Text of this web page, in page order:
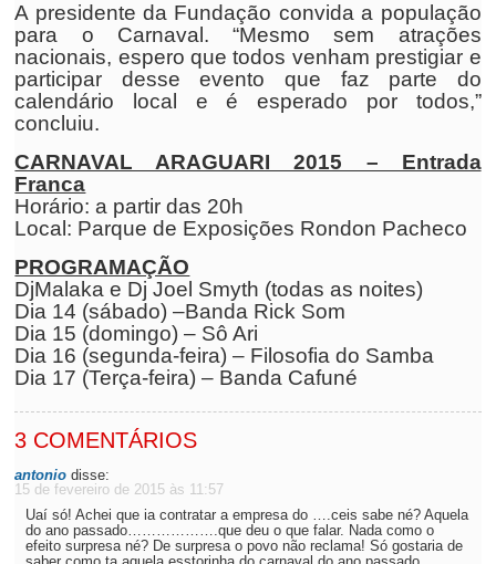
A presidente da Fundação convida a população
para o Carnaval. “Mesmo sem atrações
nacionais, espero que todos venham prestigiar e
participar desse evento que faz parte do
calendário local e é esperado por todos,”
concluiu.
CARNAVAL ARAGUARI 2015 – Entrada
Franca
Horário: a partir das 20h
Local: Parque de Exposições Rondon Pacheco
PROGRAMAÇÃO
DjMalaka e Dj Joel Smyth (todas as noites)
Dia 14 (sábado) –Banda Rick Som
Dia 15 (domingo) – Sô Ari
Dia 16 (segunda-feira) – Filosofia do Samba
Dia 17 (Terça-feira) – Banda Cafuné
3 COMENTÁRIOS
antonio disse:
15 de fevereiro de 2015 às 11:57
Uaí só! Achei que ia contratar a empresa do ….ceis sabe né? Aquela
do ano passado……………….que deu o que falar. Nada como o
efeito surpresa né? De surpresa o povo não reclama! Só gostaria de